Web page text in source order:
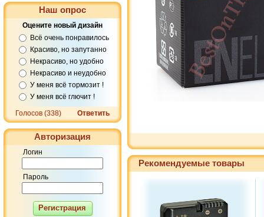
Наш опрос
Оцените новый дизайн
Всё очень понравилось
Красиво, но запутанно
Некрасиво, но удобно
Некрасиво и неудобно
У меня всё тормозит !
У меня всё глючит !
Голосов (338)
Ответить
Авторизация
Логин
Пароль
Регистрация
Рекомендуемые товары